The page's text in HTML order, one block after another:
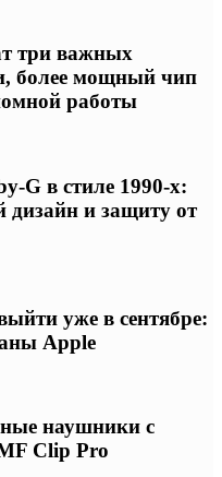
три важных
более мощный чип
работы
G в стиле 1990-х:
и защиту от
уже в сентябре:
Apple
наушники с
Clip Pro